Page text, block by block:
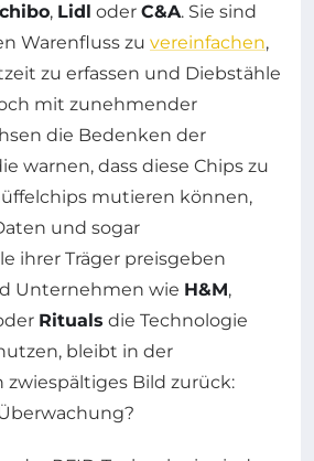
, Lidl oder C&A. Sie sind
Warenfluss zu vereinfachen,
zu erfassen und Diebstähle
mit zunehmender
die Bedenken der
warnen, dass diese Chips zu
mutieren können,
und sogar
ihrer Träger preisgeben
Unternehmen wie H&M,
Rituals die Technologie
bleibt in der
Bild zurück: